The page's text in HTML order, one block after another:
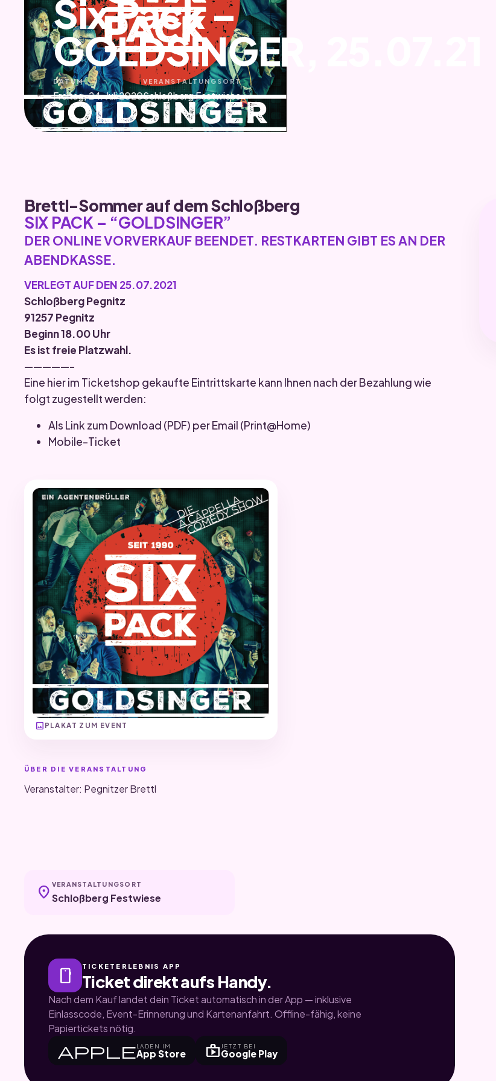
Six Pack –
GOLDSINGER, 25.07.21
DATUM
Freitag, 24. Juli 2020
VERANSTALTUNGSORT
Schloßberg Festwiese
Brettl-Sommer auf dem Schloßberg
SIX PACK – “GOLDSINGER”
DER ONLINE VORVERKAUF BEENDET. RESTKARTEN GIBT ES AN DER
ABENDKASSE.
VERLEGT AUF DEN 25.07.2021
Schloßberg Pegnitz
91257 Pegnitz
Beginn 18.00 Uhr
Es ist freie Platzwahl.
—————-
Eine hier im Ticketshop gekaufte Eintrittskarte kann Ihnen nach der Bezahlung wie
folgt zugestellt werden:
Als Link zum Download (PDF) per Email (Print@Home)
Mobile-Ticket
image PLAKAT ZUM EVENT
ÜBER DIE VERANSTALTUNG
Veranstalter: Pegnitzer Brettl
location_on VERANSTALTUNGSORT
Schloßberg Festwiese
smartphone TICKETERLEBNIS APP
Ticket direkt aufs Handy.
Nach dem Kauf landet dein Ticket automatisch in der App — inklusive
Einlasscode, Event-Erinnerung und Kartenanfahrt. Offline-fähig, keine
Papiertickets nötig.
appleLADEN IM
App Store shop JETZT BEI
Google Play